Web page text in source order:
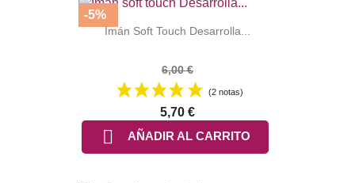
Imán Soft Touch Desarrolla...
6,00 €
(2 notas)
5,70 €
 AÑADIR AL CARRITO
-5%